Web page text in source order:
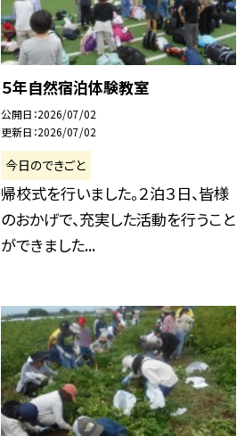
５年自然宿泊体験教室
公開日 2026/07/02
更新日 2026/07/02
今日のできごと
帰校式を行いました。２泊３日、皆様
のおかげで、充実した活動を行うこと
ができました...